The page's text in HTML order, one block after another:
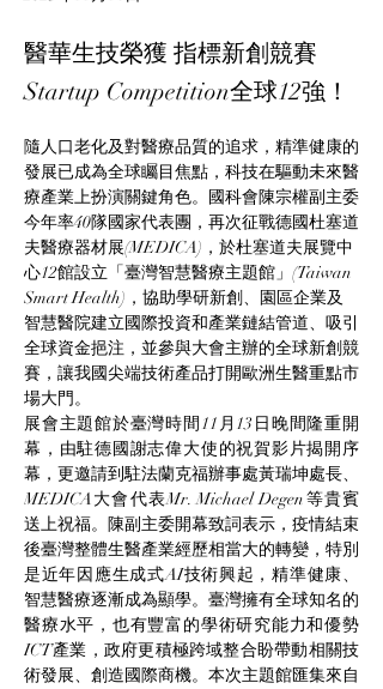
醫華生技榮獲 指標新創競賽
Startup Competition全球12強！
隨人口老化及對醫療品質的追求，精準健康的
發展已成為全球矚目焦點，科技在驅動未來醫
療產業上扮演關鍵角色。國科會陳宗權副主委
今年率40隊國家代表團，再次征戰德國杜塞道
夫醫療器材展(MEDICA)，於杜塞道夫展覽中
心12館設立「臺灣智慧醫療主題館」(Taiwan
Smart Health)，協助學研新創、園區企業及
智慧醫院建立國際投資和產業鏈結管道、吸引
全球資金挹注，並參與大會主辦的全球新創競
賽，讓我國尖端技術產品打開歐洲生醫重點市
場大門。
展會主題館於臺灣時間11月13日晚間隆重開
幕，由駐德國謝志偉大使的祝賀影片揭開序
幕，更邀請到駐法蘭克福辦事處黃瑞坤處長、
MEDICA大會代表Mr. Michael Degen等貴賓
送上祝福。陳副主委開幕致詞表示，疫情結束
後臺灣整體生醫產業經歷相當大的轉變，特別
是近年因應生成式AI技術興起，精準健康、
智慧醫療逐漸成為顯學。臺灣擁有全球知名的
醫療水平，也有豐富的學術研究能力和優勢
ICT產業，政府更積極跨域整合盼帶動相關技
術發展、創造國際商機。本次主題館匯集來自